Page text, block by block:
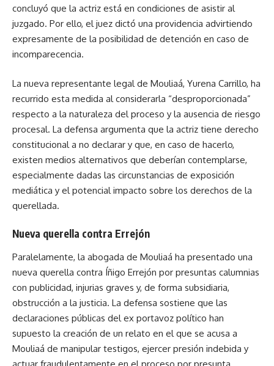
concluyó que la actriz está en condiciones de asistir al
juzgado. Por ello, el juez dictó una providencia advirtiendo
expresamente de la posibilidad de detención en caso de
incomparecencia.
La nueva representante legal de Mouliaá, Yurena Carrillo, ha
recurrido esta medida al considerarla “desproporcionada”
respecto a la naturaleza del proceso y la ausencia de riesgo
procesal. La defensa argumenta que la actriz tiene derecho
constitucional a no declarar y que, en caso de hacerlo,
existen medios alternativos que deberían contemplarse,
especialmente dadas las circunstancias de exposición
mediática y el potencial impacto sobre los derechos de la
querellada.
Nueva querella contra Errejón
Paralelamente, la abogada de Mouliaá ha presentado una
nueva querella contra Íñigo Errejón por presuntas calumnias
con publicidad, injurias graves y, de forma subsidiaria,
obstrucción a la justicia. La defensa sostiene que las
declaraciones públicas del ex portavoz político han
supuesto la creación de un relato en el que se acusa a
Mouliaá de manipular testigos, ejercer presión indebida y
actuar fraudulentamente en el proceso por presunta